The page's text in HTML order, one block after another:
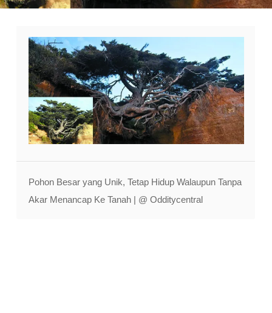
Pohon Besar yang Unik, Tetap Hidup Walaupun Tanpa
Akar Menancap Ke Tanah | @ Odditycentral